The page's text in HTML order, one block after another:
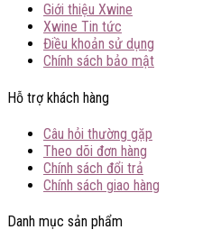
Giới thiệu Xwine
Xwine Tin tức
Điều khoản sử dụng
Chính sách bảo mật
Hỗ trợ khách hàng
Câu hỏi thường gặp
Theo dõi đơn hàng
Chính sách đổi trả
Chính sách giao hàng
Danh mục sản phẩm